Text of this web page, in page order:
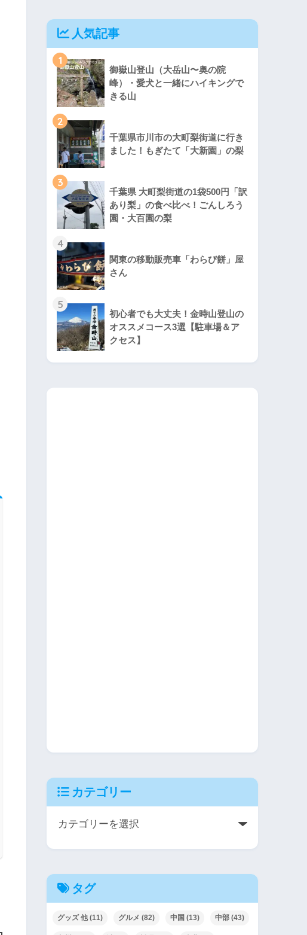
人気記事
1
御嶽山登山（大岳山〜奥の院
峰）・愛犬と一緒にハイキングで
きる山
2
千葉県市川市の大町梨街道に行き
ました！もぎたて「大新園」の梨
3
千葉県 大町梨街道の1袋500円「訳
あり梨」の食べ比べ！ごんしろう
園・大百園の梨
4
関東の移動販売車「わらび餅」屋
さん
5
初心者でも大丈夫！金時山登山の
オススメコース3選【駐車場＆ア
クセス】
カテゴリー
タグ
グッズ 他(11) グルメ (82) 中国 (13) 中部 (43)